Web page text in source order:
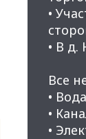
•
• В д.
Все
•
•
•